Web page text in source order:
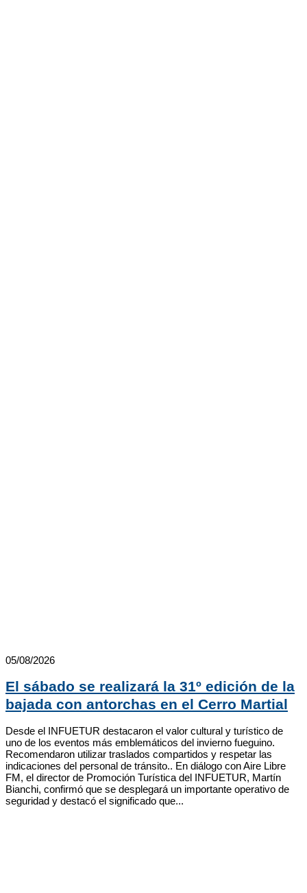
05/08/2026
El sábado se realizará la 31º edición de la
bajada con antorchas en el Cerro Martial
Desde el INFUETUR destacaron el valor cultural y turístico de
uno de los eventos más emblemáticos del invierno fueguino.
Recomendaron utilizar traslados compartidos y respetar las
indicaciones del personal de tránsito.. En diálogo con Aire Libre
FM, el director de Promoción Turística del INFUETUR, Martín
Bianchi, confirmó que se desplegará un importante operativo de
seguridad y destacó el significado que...